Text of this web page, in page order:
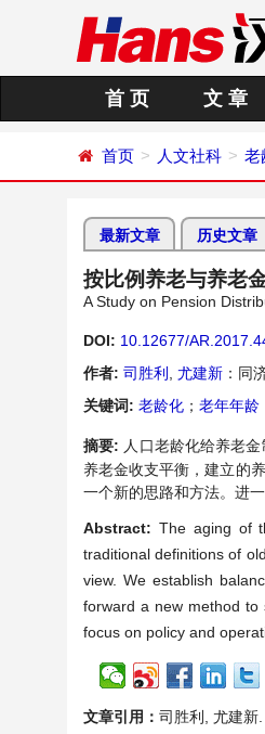
首 页 文 章
首页 人文社科 老
最新文章 历史文章
按比例养老与养老
A Study on Pension
DOI: 10.12677/
作者: 司胜利 尤建新 ：同
关键词: 老龄化 ； 老年年龄
摘要: 人口老龄化给养老
养老金收支平衡，建立的
一个新的思路和方法。进
Abstract: The aging of
traditional definitions of
view. We establish
forward a new method to
focus on policy and
文章引用： 司胜利, 尤建新